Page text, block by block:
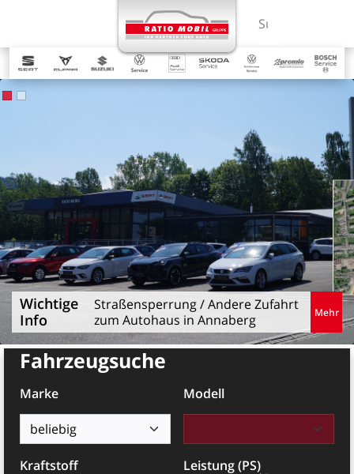
Suchbegriff
Highlights auf der Startseite
HiergehtszumFormular.
Mehr
Fahrzeugsuche
Marke Modell
Kraftstoff Leistung (PS)